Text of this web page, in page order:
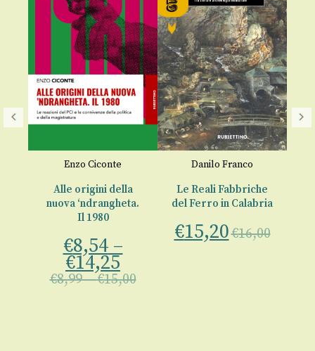
Enzo Ciconte
Alle origini della
nuova ‘ndrangheta.
Il 1980
€8,54–
€14,25
€8,99–€15,00
Danilo Franco
Le Reali Fabbriche
del Ferro in Calabria
€15,20€16,00